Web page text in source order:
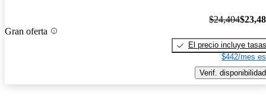
Gran oferta
$24,404
El precio incluye tasas
$442/mes
Verif. disponibilidad